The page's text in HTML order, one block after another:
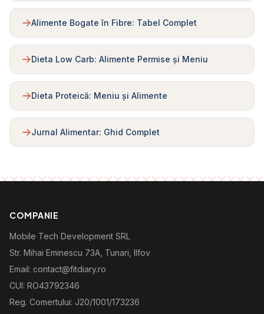
Alimente Bogate în Fibre: Tabel Complet
Dieta Low Carb: Alimente Permise și Meniu
Dieta Proteică: Meniu și Alimente
Jurnal Alimentar: Ghid Complet
COMPANIE
Mobile Tech Development SRL
Str. Mihai Eminescu 73A, Tunari, Ilfov
Email: contact@fitdiary.ro
CUI: RO43792346
Reg. Comertului: J20/1001/173236